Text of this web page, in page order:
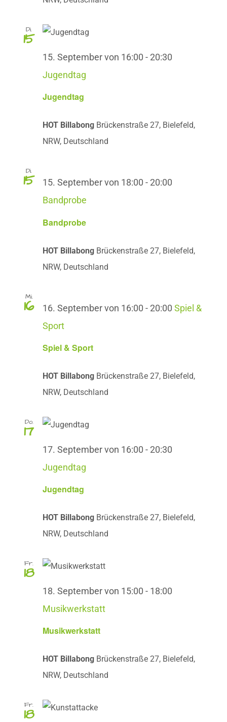
Di.
15
Jugendtag
15. September von 16:00 - 20:30
Jugendtag
HOT Billabong Brückenstraße 27, Bielefeld,
NRW, Deutschland
Di.
15
Bandprobe
15. September von 18:00 - 20:00
Bandprobe
HOT Billabong Brückenstraße 27, Bielefeld,
NRW, Deutschland
Mi.
16
Spiel & Sport
16. September von 16:00 - 20:00 Spiel &
Sport
HOT Billabong Brückenstraße 27, Bielefeld,
NRW, Deutschland
Do.
17
Jugendtag
17. September von 16:00 - 20:30
Jugendtag
HOT Billabong Brückenstraße 27, Bielefeld,
NRW, Deutschland
Fr.
18
Musikwerkstatt
18. September von 15:00 - 18:00
Musikwerkstatt
HOT Billabong Brückenstraße 27, Bielefeld,
NRW, Deutschland
Fr.
18